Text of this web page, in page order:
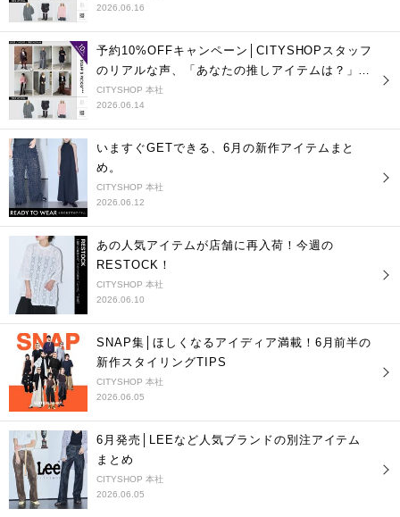
2026.06.16
予約10%OFFキャンペーン│CITYSHOPスタッフ
のリアルな声、「あなたの推しアイテムは？」
vol.1
CITYSHOP 本社
2026.06.14
いますぐGETできる、6月の新作アイテムまと
め。
CITYSHOP 本社
2026.06.12
あの人気アイテムが店舗に再入荷！今週の
RESTOCK！
CITYSHOP 本社
2026.06.10
SNAP集│ほしくなるアイディア満載！6月前半の
新作スタイリングTIPS
CITYSHOP 本社
2026.06.05
6月発売│LEEなど人気ブランドの別注アイテム
まとめ
CITYSHOP 本社
2026.06.05